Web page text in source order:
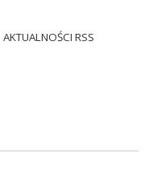
AKTUALNOŚCI RSS